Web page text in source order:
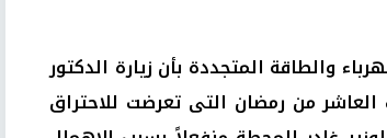
والطاقة المتجددة بأن زيارة الدكتور
من رمضان التى تعرضت للاحتراق